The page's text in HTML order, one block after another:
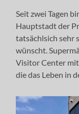
Seit zwei Tagen
Hauptstadt der
tatsächlsich sehr
wünscht.
Visitor Center
die das Leben in